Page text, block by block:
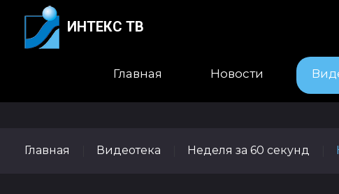
ИНТЕКС ТВ
Главная Новости
Главная Видеотека Неделя за 60 секунд